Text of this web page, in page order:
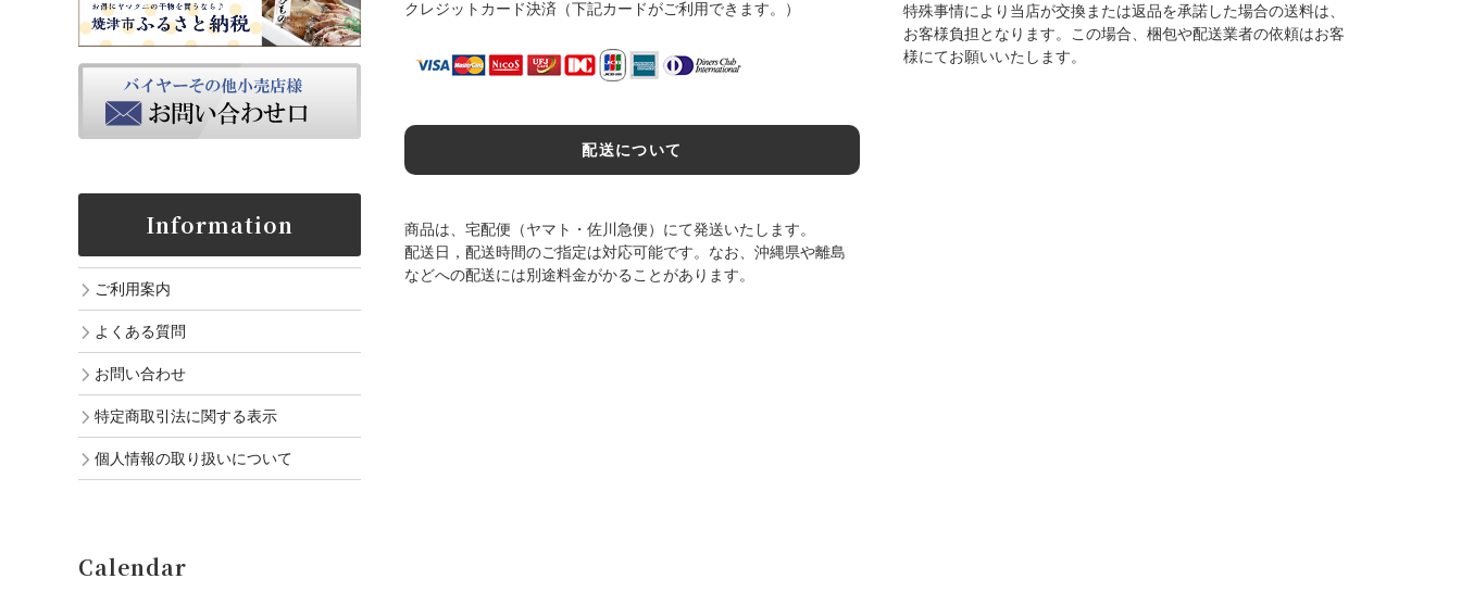
クレジットカード決済（下記カードがご利用できます。）
配送について
商品は、宅配便（ヤマト・佐川急便）にて発送いたします。
配送日，配送時間のご指定は対応可能です。なお、沖縄県や離島
などへの配送には別途料金がかることがあります。
特殊事情により当店が交換または返品を承諾した場合の送料は、
お客様負担となります。この場合、梱包や配送業者の依頼はお客
様にてお願いいたします。
Information
ご利用案内
よくある質問
お問い合わせ
特定商取引法に関する表示
個人情報の取り扱いについて